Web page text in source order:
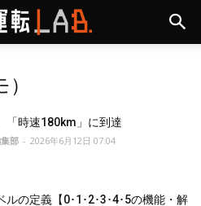
「時速180km」に到達
部 - 2026年6月12日 07:04
ルの定義【0･1･2･3･4･5の機能・解